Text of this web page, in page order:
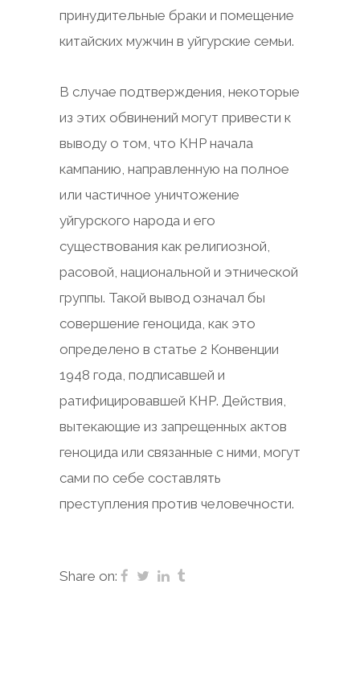
принудительные браки и помещение
китайских мужчин в уйгурские семьи.
В случае подтверждения, некоторые
из этих обвинений могут привести к
выводу о том, что КНР начала
кампанию, направленную на полное
или частичное уничтожение
уйгурского народа и его
существования как религиозной,
расовой, национальной и этнической
группы. Такой вывод означал бы
совершение геноцида, как это
определено в статье 2 Конвенции
1948 года, подписавшей и
ратифицировавшей КНР. Действия,
вытекающие из запрещенных актов
геноцида или связанные с ними, могут
сами по себе составлять
преступления против человечности.
Share on: